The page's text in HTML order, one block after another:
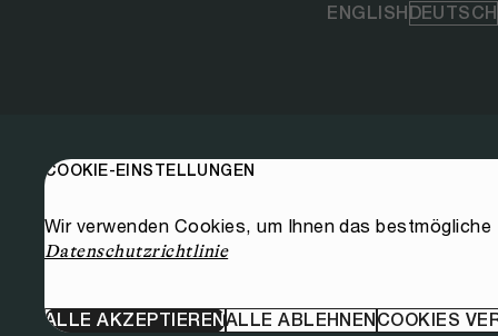
ENGLISHDEUTSCH
COOKIE-EINSTELLUNGEN
Wir verwenden Cookies, um Ihnen das
Datenschutzrichtlinie
ALLE AKZEPTIERENALLE ABLEHNENCOOKIES